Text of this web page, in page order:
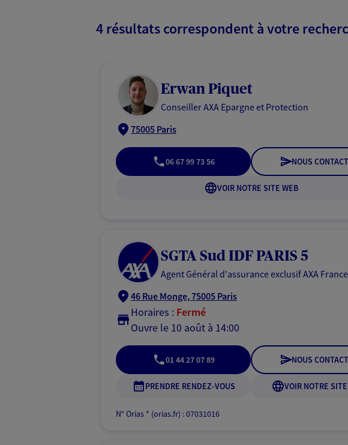
4 résultats correspondent à votre
Erwan Piquet
Conseiller AXA Epargne et Protection
75005 Paris
06 67 99 73 56 NOUS
VOIR NOTRE SITE WEB
SGTA Sud IDF PARIS 5
Agent Général d'assurance exclusif AXA France
46 Rue Monge, 75005 Paris
Horaires : Fermé
Ouvre le 10 août à 14:00
01 44 27 07 89 NOUS
PRENDRE RENDEZ-VOUS VOIR NOTRE
N° Orias * (orias.fr) : 07031016